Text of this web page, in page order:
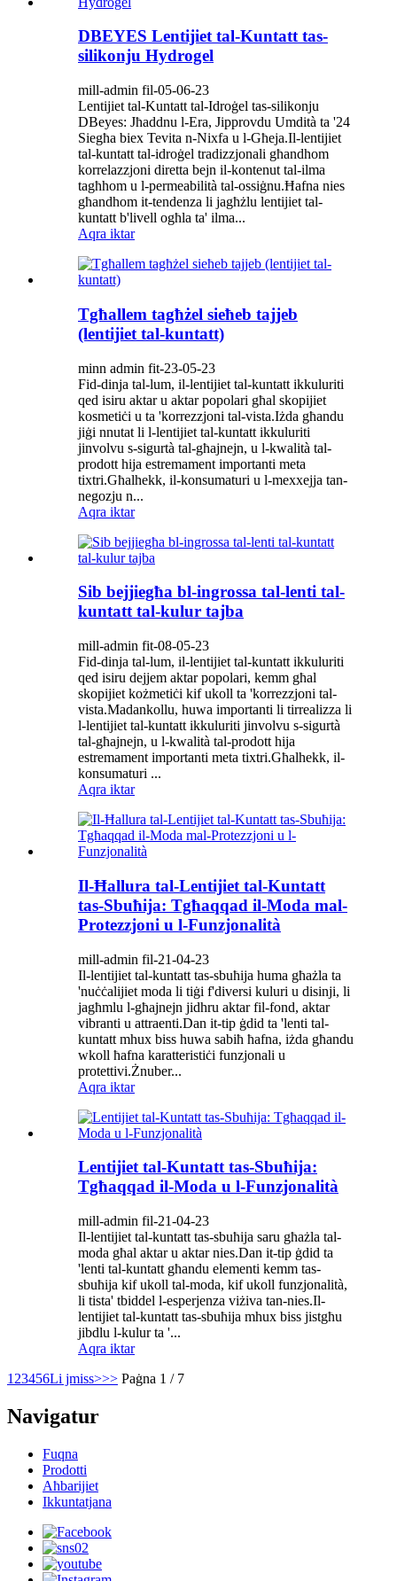
DBEYES Lentijiet tal-Kuntatt tas-
silikonju Hydrogel
mill-admin fil-05-06-23
Lentijiet tal-Kuntatt tal-Idroġel tas-silikonju
DBeyes: Jħaddnu l-Era, Jipprovdu Umdità ta '24
Siegħa biex Tevita n-Nixfa u l-Għeja.Il-lentijiet
tal-kuntatt tal-idroġel tradizzjonali għandhom
korrelazzjoni diretta bejn il-kontenut tal-ilma
tagħhom u l-permeabilità tal-ossiġnu.Ħafna nies
għandhom it-tendenza li jagħżlu lentijiet tal-
kuntatt b'livell ogħla ta' ilma...
Aqra iktar
Tgħallem tagħżel sieħeb tajjeb
(lentijiet tal-kuntatt)
minn admin fit-23-05-23
Fid-dinja tal-lum, il-lentijiet tal-kuntatt ikkuluriti
qed isiru aktar u aktar popolari għal skopijiet
kosmetiċi u ta 'korrezzjoni tal-vista.Iżda għandu
jiġi nnutat li l-lentijiet tal-kuntatt ikkuluriti
jinvolvu s-sigurtà tal-għajnejn, u l-kwalità tal-
prodott hija estremament importanti meta
tixtri.Għalhekk, il-konsumaturi u l-mexxejja tan-
negozju n...
Aqra iktar
Sib bejjiegħa bl-ingrossa tal-lenti tal-
kuntatt tal-kulur tajba
mill-admin fit-08-05-23
Fid-dinja tal-lum, il-lentijiet tal-kuntatt ikkuluriti
qed isiru dejjem aktar popolari, kemm għal
skopijiet kożmetiċi kif ukoll ta 'korrezzjoni tal-
vista.Madankollu, huwa importanti li tirrealizza li
l-lentijiet tal-kuntatt ikkuluriti jinvolvu s-sigurtà
tal-għajnejn, u l-kwalità tal-prodott hija
estremament importanti meta tixtri.Għalhekk, il-
konsumaturi ...
Aqra iktar
Il-Ħallura tal-Lentijiet tal-Kuntatt
tas-Sbuħija: Tgħaqqad il-Moda mal-
Protezzjoni u l-Funzjonalità
mill-admin fil-21-04-23
Il-lentijiet tal-kuntatt tas-sbuħija huma għażla ta
'nuċċalijiet moda li tiġi f'diversi kuluri u disinji, li
jagħmlu l-għajnejn jidhru aktar fil-fond, aktar
vibranti u attraenti.Dan it-tip ġdid ta 'lenti tal-
kuntatt mhux biss huwa sabiħ ħafna, iżda għandu
wkoll ħafna karatteristiċi funzjonali u
protettivi.Żnuber...
Aqra iktar
Lentijiet tal-Kuntatt tas-Sbuħija:
Tgħaqqad il-Moda u l-Funzjonalità
mill-admin fil-21-04-23
Il-lentijiet tal-kuntatt tas-sbuħija saru għażla tal-
moda għal aktar u aktar nies.Dan it-tip ġdid ta
'lenti tal-kuntatt għandu elementi kemm tas-
sbuħija kif ukoll tal-moda, kif ukoll funzjonalità,
li tista' tbiddel l-esperjenza viżiva tan-nies.Il-
lentijiet tal-kuntatt tas-sbuħija mhux biss jistgħu
jibdlu l-kulur ta '...
Aqra iktar
1 23456Li jmiss>>> Paġna 1 / 7
Navigatur
Fuqna
Prodotti
Aħbarijiet
Ikkuntatjana